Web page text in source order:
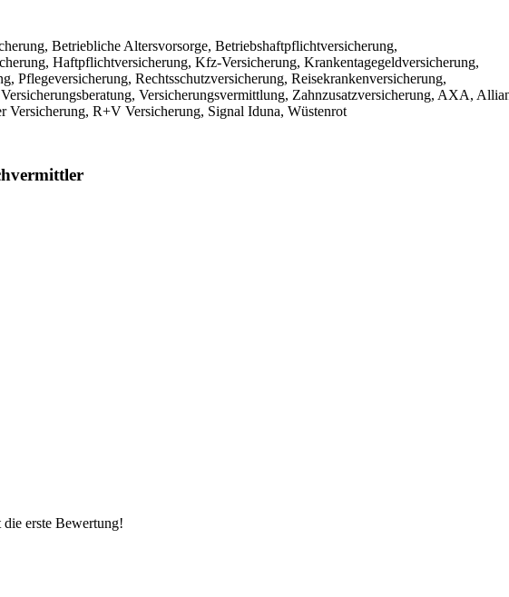
Betriebliche Altersvorsorge, Betriebshaftpflichtversicherung,
Haftpflichtversicherung, Kfz-Versicherung, Krankentagegeldversicherung,
Pflegeversicherung, Rechtsschutzversicherung, Reisekrankenversicherung,
Versicherungsvermittlung, Zahnzusatzversicherung, AXA,
R+V Versicherung, Signal Iduna, Wüstenrot
erste Bewertung!